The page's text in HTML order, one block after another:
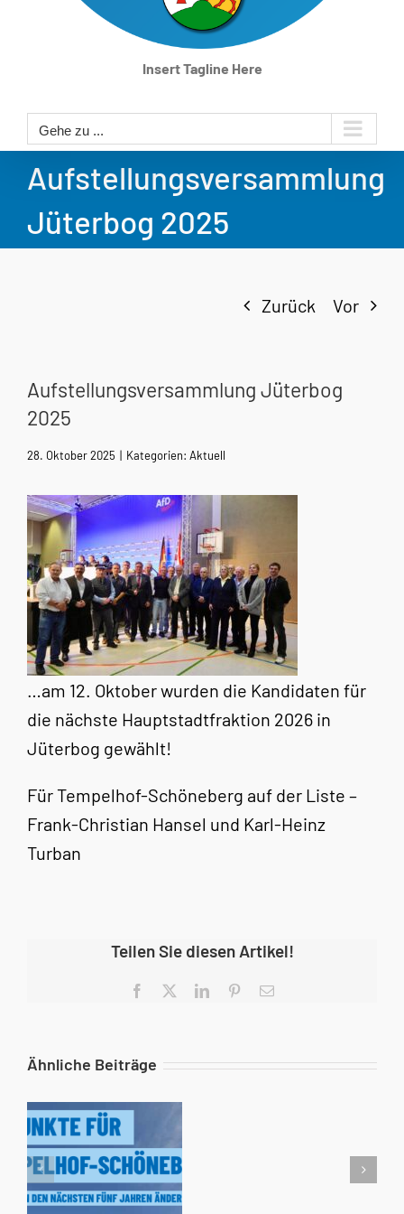
Insert Tagline Here
Gehe zu ...
Aufstellungsversammlung
Jüterbog 2025
Zurück Vor
Aufstellungsversammlung Jüterbog
2025
28. Oktober 2025 | Kategorien: Aktuell
…am 12. Oktober wurden die Kandidaten für
die nächste Hauptstadtfraktion 2026 in
Jüterbog gewählt!
Für Tempelhof-Schöneberg auf der Liste –
Frank-Christian Hansel und Karl-Heinz
Turban
Teilen Sie diesen Artikel!
Facebook LinkedInPinterest
E-
Ähnliche Beiträge